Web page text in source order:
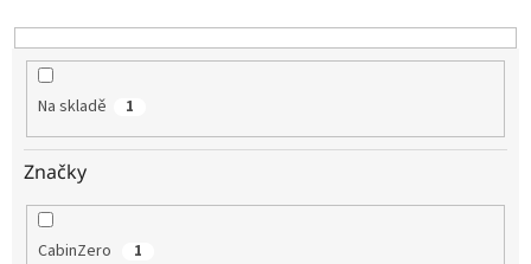
Na skladě 1
Značky
CabinZero 1